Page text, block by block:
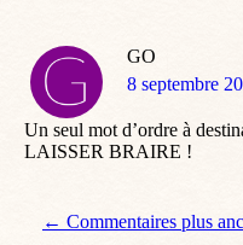
GO
dit
8 septembre
Un seul mot d’ordre à
LAISSER BRAIRE !
Navigation de
← Commentaires plus